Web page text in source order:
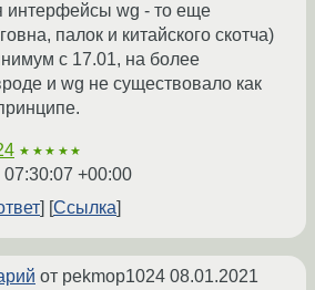
интерфейсы wg - то еще
палок и китайского скотча)
с 17.01, на более
и wg не существовало как
★★★★★
+00:00
Ссылка
от pekmop1024 08.01.2021